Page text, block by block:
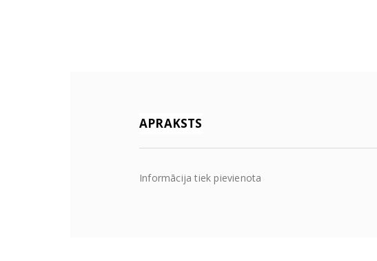
APRAKSTS
Informācija tiek pievienota